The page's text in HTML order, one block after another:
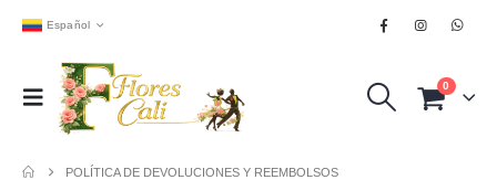
Español
0
POLÍTICA DE DEVOLUCIONES Y REEMBOLSOS